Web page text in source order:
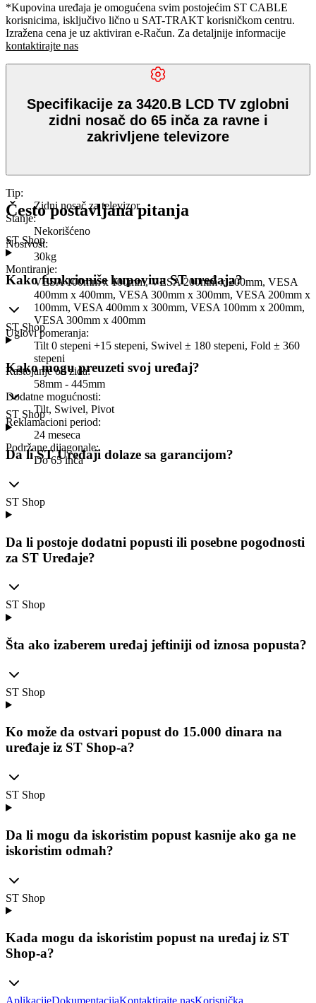
*Kupovina uređaja je omogućena svim postojećim ST CABLE
korisnicima, isključivo lično u SAT-TRAKT korisničkom centru.
Izražena cena je uz aktiviran e-Račun. Za detaljnije informacije
kontaktirajte nas
Specifikacije za 3420.B LCD TV zglobni
zidni nosač do 65 inča za ravne i
zakrivljene televizore
Tip:
Zidni nosač za televizor
Stanje:
Nekorišćeno
Nosivost:
30kg
Montiranje:
VESA 100mm x 100mm, VESA 200mm x 200mm, VESA
400mm x 400mm, VESA 300mm x 300mm, VESA 200mm x
100mm, VESA 400mm x 300mm, VESA 100mm x 200mm,
VESA 300mm x 400mm
Uglovi pomeranja:
Tilt 0 stepeni +15 stepeni, Swivel ± 180 stepeni, Fold ± 360
stepeni
Rastojanje od zida:
58mm - 445mm
Dodatne mogućnosti:
Tilt, Swivel, Pivot
Reklamacioni period:
24 meseca
Podržane dijagonale:
Do 65 inča
Često postavljana pitanja
ST Shop
Kako funkcioniše kupovina ST uređaja?
ST Shop
Kako mogu preuzeti svoj uređaj?
ST Shop
Da li ST Uređaji dolaze sa garancijom?
ST Shop
Da li postoje dodatni popusti ili posebne pogodnosti
za ST Uređaje?
ST Shop
Šta ako izaberem uređaj jeftiniji od iznosa popusta?
ST Shop
Ko može da ostvari popust do 15.000 dinara na
uređaje iz ST Shop-a?
ST Shop
Da li mogu da iskoristim popust kasnije ako ga ne
iskoristim odmah?
ST Shop
Kada mogu da iskoristim popust na uređaj iz ST
Shop-a?
AplikacijeDokumentacijaKontaktirajte nasKorisnička